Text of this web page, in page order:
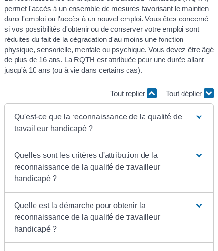
permet l'accès à un ensemble de mesures favorisant le maintien
dans l'emploi ou l'accès à un nouvel emploi. Vous êtes concerné
si vos possibilités d'obtenir ou de conserver votre emploi sont
réduites du fait de la dégradation d'au moins une fonction
physique, sensorielle, mentale ou psychique. Vous devez être âgé
de plus de 16 ans. La RQTH est attribuée pour une durée allant
jusqu'à 10 ans (ou à vie dans certains cas).
Tout replier Tout déplier
Qu'est-ce que la reconnaissance de la qualité de
travailleur handicapé ?
Quelles sont les critères d'attribution de la
reconnaissance de la qualité de travailleur
handicapé ?
Quelle est la démarche pour obtenir la
reconnaissance de la qualité de travailleur
handicapé ?